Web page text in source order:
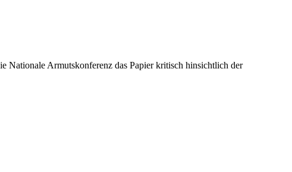
Nationale Armutskonferenz das Papier kritisch hinsichtlich der